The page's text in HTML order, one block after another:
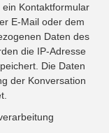
Kontaktformular
E-Mail oder dem
Daten des
die IP-Adresse
Die Daten
der Konversation